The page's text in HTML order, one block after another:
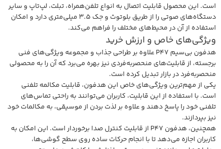
است. این محصول قابلیت اتصال به انواع تلفن‌همراه، تبلت، لپ‌تاپ و سایر
دستگاه‌های صوتی را از طریق بلوتوث و جک ۳.۵ میلی‌متری دارد و امکان
استفاده از آن در محیط‌های مختلف را فراهم می‌کند.
ویژگی‌های خاص و ارزش خرید
هدفون بی‌سیم P47 علاوه بر طراحی جذاب و مجموعه ویژگی‌های فنی
برجسته، از قابلیت‌های منحصربه‌فردی نیز بهره می‌برد که آن را به محصولی
منحصربه‌فرد در بازار تبدیل کرده است.
یکی از مهم‌ترین ویژگی‌های خاص این هدفون، قابلیت مکالمه تلفنی
است. با استفاده از این قابلیت، کاربران می‌توانند به راحتی تماس‌های
تلفنی خود را پاسخ دهند و علاوه بر لذت بردن از موسیقی، به مکالمات خود
نیز بپردازند.
همچنین، هدفون P47 از قابلیت کنترل صدا برخوردار است. این امکان به
کاربران اجازه می‌دهد تا با انجام حرکات ساده روی سطح گوشی‌ها،